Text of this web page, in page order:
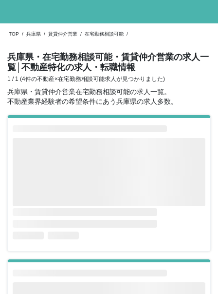
TOP / 兵庫県 / 賃貸仲介営業 / 在宅勤務相談可能 /
兵庫県・在宅勤務相談可能・賃貸仲介営業の求人一
覧 │不動産特化の求人・転職情報
1 / 1 (4件の不動産×在宅勤務相談可能求人が見つかりました)
兵庫県・賃貸仲介営業在宅勤務相談可能の求人一覧。
不動産業界経験者の希望条件にあう兵庫県の求人多数。